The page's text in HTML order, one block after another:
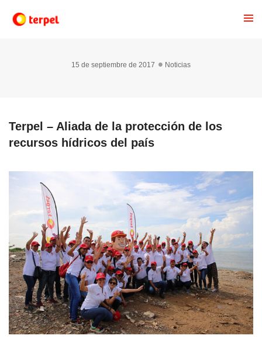
15 de septiembre de 2017 Noticias
Terpel – Aliada de la protección de los
recursos hídricos del país